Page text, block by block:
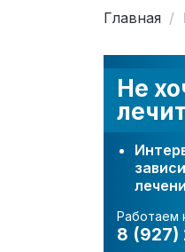
Главная
Не
Работаем
8 (927)